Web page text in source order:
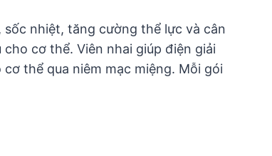
nhiệt, tăng cường thể lực và cân
cơ thể. Viên nhai giúp điện giải
thể qua niêm mạc miệng. Mỗi gói